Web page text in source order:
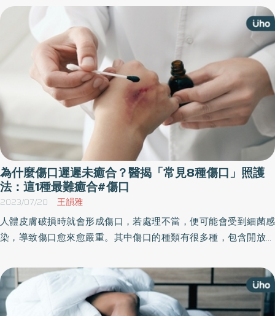
科醫師傑登提醒，如果在不對的時間、位置，出現如「甜甜圈的
洞」、「斑馬紋」等特殊形狀的傷痕，就要警覺是兒童可能受到虐
待的徵兆。
為什麼傷口遲遲未癒合？醫揭「常見8種傷口」照護
法：這1種最難癒合#傷口
2023/07/20 王韻雅
人體皮膚破損時就會形成傷口，若處理不當，便可能會受到細菌感
染，導致傷口愈來愈嚴重。其中傷口的種類有很多種，包含開放性
科醫師也分享常見的「8種傷口」，針對不同種類的傷口，更需要不
同的照護方式。